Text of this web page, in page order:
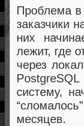
Проблема в
заказчики
них
лежит, где
через
систему,
месяцев.